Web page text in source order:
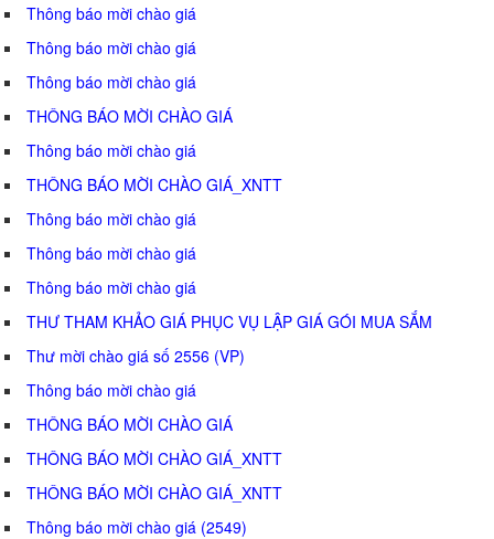
Thông báo mời chào giá
Thông báo mời chào giá
Thông báo mời chào giá
THÔNG BÁO MỜI CHÀO GIÁ
Thông báo mời chào giá
THÔNG BÁO MỜI CHÀO GIÁ_XNTT
Thông báo mời chào giá
Thông báo mời chào giá
Thông báo mời chào giá
THƯ THAM KHẢO GIÁ PHỤC VỤ LẬP GIÁ GÓI MUA SẮM
Thư mời chào giá số 2556 (VP)
Thông báo mời chào giá
THÔNG BÁO MỜI CHÀO GIÁ
THÔNG BÁO MỜI CHÀO GIÁ_XNTT
THÔNG BÁO MỜI CHÀO GIÁ_XNTT
Thông báo mời chào giá (2549)